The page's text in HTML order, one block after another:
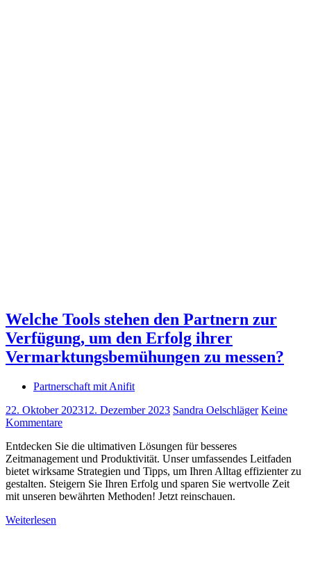
Welche Tools stehen den Partnern zur
Verfügung, um den Erfolg ihrer
Vermarktungsbemühungen zu messen?
Partnerschaft mit Anifit
22. Oktober 202312. Dezember 2023 Sandra Oelschläger Keine
Kommentare
Entdecken Sie die ultimativen Lösungen für besseres
Zeitmanagement und Produktivität. Unser umfassendes Leitfaden
bietet wirksame Strategien und Tipps, um Ihren Alltag effizienter zu
gestalten. Steigern Sie Ihren Erfolg und sparen Sie wertvolle Zeit
mit unseren bewährten Methoden! Jetzt reinschauen.
Weiterlesen